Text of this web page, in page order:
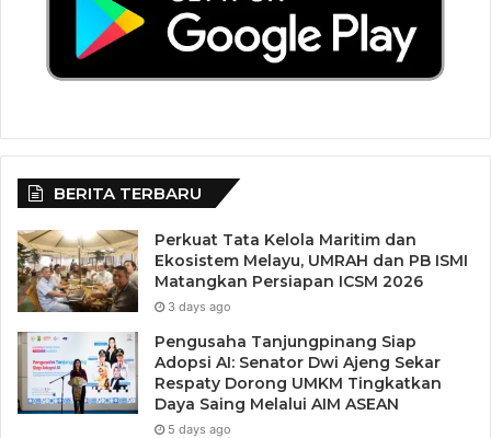
Masyarakat.
BERITA TERBARU
Perkuat Tata Kelola Maritim dan
Ekosistem Melayu, UMRAH dan PB ISMI
Matangkan Persiapan ICSM 2026
3 days ago
Pengusaha Tanjungpinang Siap
Adopsi AI: Senator Dwi Ajeng Sekar
Respaty Dorong UMKM Tingkatkan
Daya Saing Melalui AIM ASEAN
5 days ago